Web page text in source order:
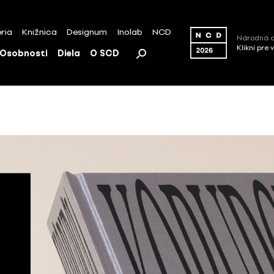
Knižnica Designum Inolab NCD
Osobnosti Diela O SCD
Národná
Klikni pre